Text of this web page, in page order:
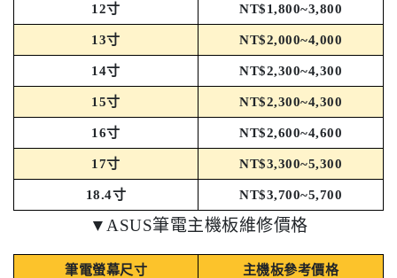
12寸 NT$1,800~3,800
13寸 NT$2,000~4,000
14寸 NT$2,300~4,300
15寸 NT$2,300~4,300
16寸 NT$2,600~4,600
17寸 NT$3,300~5,300
18.4寸 NT$3,700~5,700
▼ASUS筆電主機板維修價格
筆電螢幕尺寸 主機板參考價格